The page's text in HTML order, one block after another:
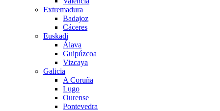
Extremadura
Badajoz
Cáceres
Euskadi
Álava
Guipúzcoa
Vizcaya
Galicia
A Coruña
Lugo
Ourense
Pontevedra